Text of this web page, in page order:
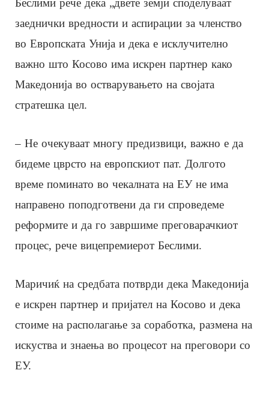
Беслими рече дека „двете земји споделуваат
заеднички вредности и аспирации за членство
во Европската Унија и дека е исклучително
важно што Косово има искрен партнер како
Македонија во остварувањето на својата
стратешка цел.
– Не очекуваат многу предизвици, важно е да
бидеме цврсто на европскиот пат. Долгото
време поминато во чекалната на ЕУ не има
направено поподготвени да ги спроведеме
реформите и да го завршиме преговарачкиот
процес, рече вицепремиерот Беслими.
Маричиќ на средбата потврди дека Македонија
е искрен партнер и пријател на Косово и дека
стоиме на располагање за соработка, размена на
искуства и знаења во процесот на преговори со
ЕУ.